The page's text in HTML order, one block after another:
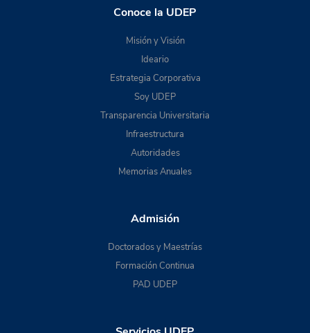
Conoce la UDEP
Misión y Visión
Ideario
Estrategia Corporativa
Soy UDEP
Transparencia Universitaria
Infraestructura
Autoridades
Memorias Anuales
Admisión
Doctorados y Maestrías
Formación Continua
PAD UDEP